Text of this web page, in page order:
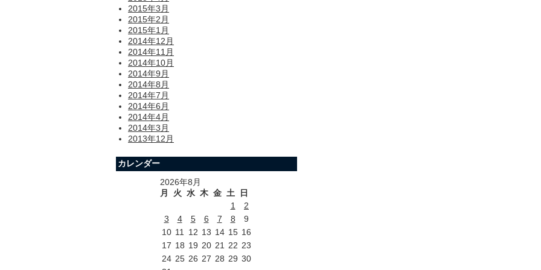
2015年3月
2015年2月
2015年1月
2014年12月
2014年11月
2014年10月
2014年9月
2014年8月
2014年7月
2014年6月
2014年4月
2014年3月
2013年12月
カレンダー
2026年8月
月
火 水 木 金 土
日
1
2
3
4 5 6 7 8
9
10 11 12 13 14 15 16
17 18 19 20 21 22 23
24 25 26 27 28 29 30